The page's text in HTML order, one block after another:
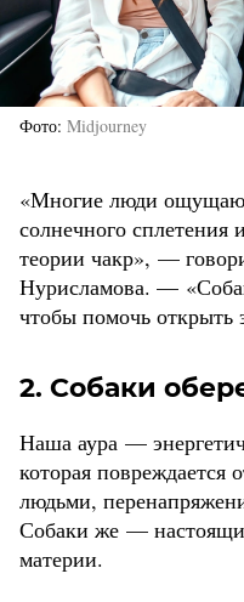
Фото Midjourney
«Многие люди
солнечного сплетения
теории чакр», —
Нурисламова. —
чтобы помочь открыть
2. Собаки
Наша аура —
которая
людьми,
Собаки же —
материи.